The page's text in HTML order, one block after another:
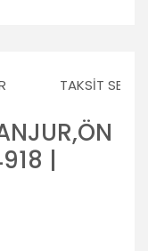
TAKSIT
|